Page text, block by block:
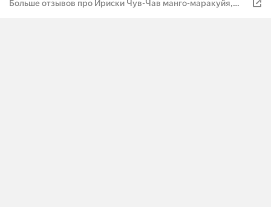
Больше отзывов про Ириски Чув-Чав манго-маракуйя,